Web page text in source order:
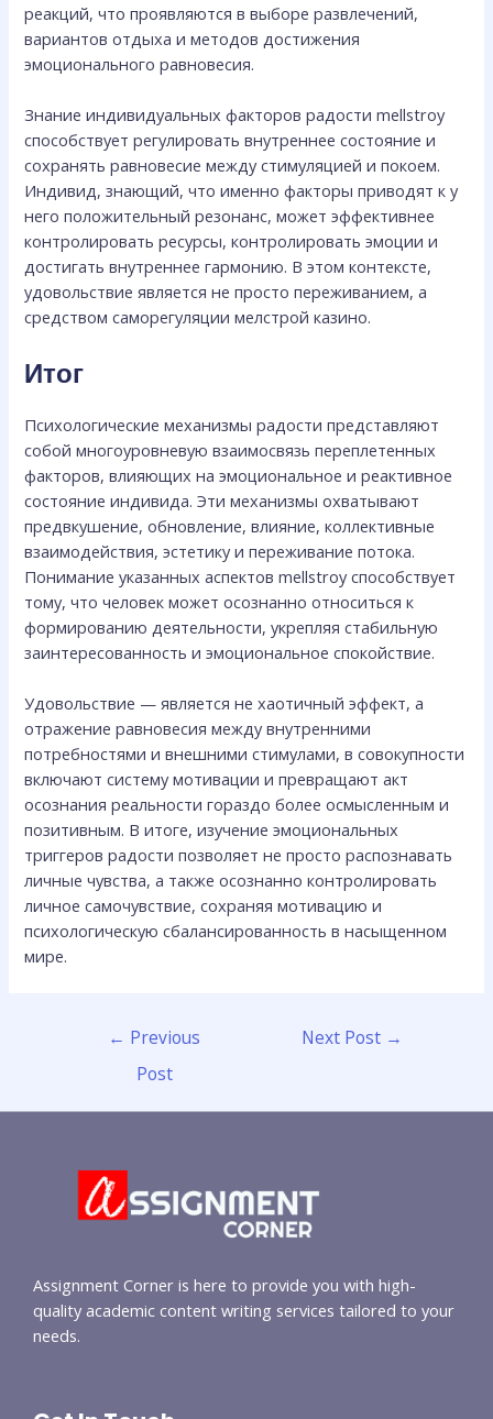
реакций, что проявляются в выборе развлечений,
вариантов отдыха и методов достижения
эмоционального равновесия.
Знание индивидуальных факторов радости mellstroy
способствует регулировать внутреннее состояние и
сохранять равновесие между стимуляцией и покоем.
Индивид, знающий, что именно факторы приводят к у
него положительный резонанс, может эффективнее
контролировать ресурсы, контролировать эмоции и
достигать внутреннее гармонию. В этом контексте,
удовольствие является не просто переживанием, а
средством саморегуляции мелстрой казино.
Итог
Психологические механизмы радости представляют
собой многоуровневую взаимосвязь переплетенных
факторов, влияющих на эмоциональное и реактивное
состояние индивида. Эти механизмы охватывают
предвкушение, обновление, влияние, коллективные
взаимодействия, эстетику и переживание потока.
Понимание указанных аспектов mellstroy способствует
тому, что человек может осознанно относиться к
формированию деятельности, укрепляя стабильную
заинтересованность и эмоциональное спокойствие.
Удовольствие — является не хаотичный эффект, а
отражение равновесия между внутренними
потребностями и внешними стимулами, в совокупности
включают систему мотивации и превращают акт
осознания реальности гораздо более осмысленным и
позитивным. В итоге, изучение эмоциональных
триггеров радости позволяет не просто распознавать
личные чувства, а также осознанно контролировать
личное самочувствие, сохраняя мотивацию и
психологическую сбалансированность в насыщенном
мире.
← Previous
Post
Next Post →
Assignment Corner is here to provide you with high-
quality academic content writing services tailored to your
needs.